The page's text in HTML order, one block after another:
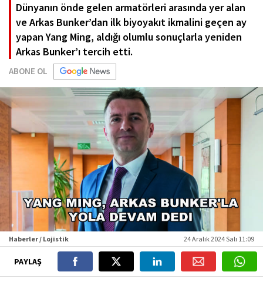
Dünyanın önde gelen armatörleri arasında yer alan
ve Arkas Bunker’dan ilk biyoyakıt ikmalini geçen ay
yapan Yang Ming, aldığı olumlu sonuçlarla yeniden
Arkas Bunker’ı tercih etti.
ABONE OL
Haberler / Lojistik 24 Aralık 2024 Salı 11:09
PAYLAŞ